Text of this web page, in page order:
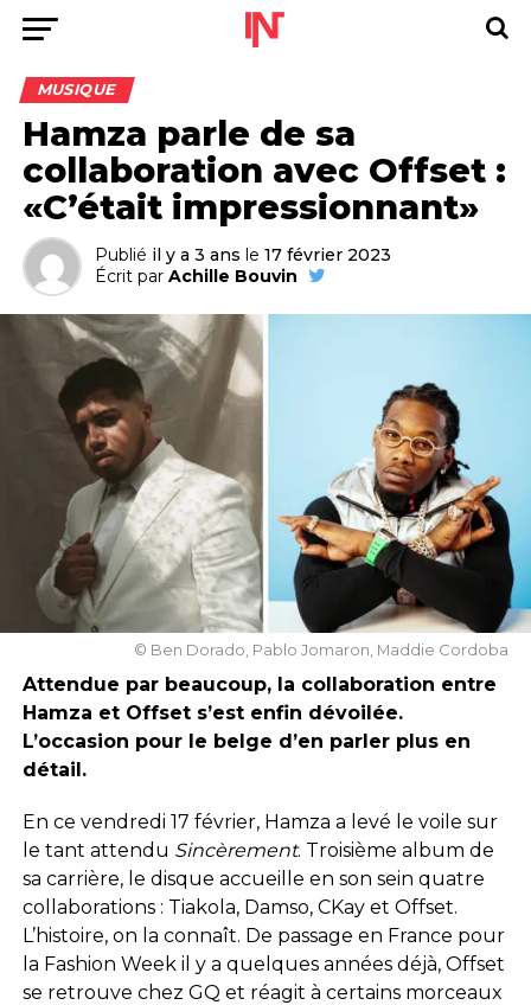
MUSIQUE
Hamza parle de sa
collaboration avec Offset :
«C’était impressionnant»
Publié il y a 3 ans le 17 février 2023
Écrit par Achille Bouvin
© Ben Dorado, Pablo Jomaron, Maddie Cordoba
Attendue par beaucoup, la collaboration entre
Hamza et Offset s’est enfin dévoilée.
L’occasion pour le belge d’en parler plus en
détail.
En ce vendredi 17 février, Hamza a levé le voile sur
le tant attendu Sincèrement. Troisième album de
sa carrière, le disque accueille en son sein quatre
collaborations : Tiakola, Damso, CKay et Offset.
L’histoire, on la connaît. De passage en France pour
la Fashion Week il y a quelques années déjà, Offset
se retrouve chez GQ et réagit à certains morceaux